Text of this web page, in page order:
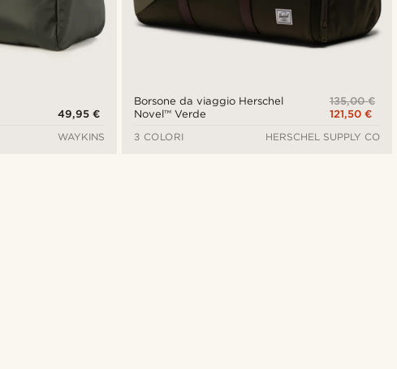
49,95 €
WAYKINS
Borsone da viaggio Herschel
Novel™ Verde
135,00 €
121,50 €
3 COLORI
HERSCHEL SUPPLY CO